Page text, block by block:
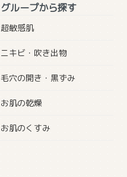
グループから探す
超敏感肌
ニキビ・吹き出物
毛穴の開き・黒ずみ
お肌の乾燥
お肌のくすみ